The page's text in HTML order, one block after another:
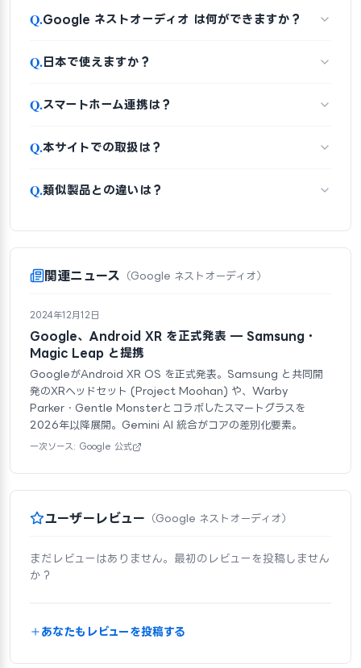
Q.Google ネストオーディオ は何ができますか？
Q.日本で使えますか？
Q.スマートホーム連携は？
Q.本サイトでの取扱は？
Q.類似製品との違いは？
関連ニュース （Google ネストオーディオ）
2024年12月12日
Google、Android XR を正式発表 — Samsung・
Magic Leap と提携
GoogleがAndroid XR OS を正式発表。Samsung と共同開
発のXRヘッドセット (Project Moohan) や、Warby
Parker・Gentle Monsterとコラボしたスマートグラスを
2026年以降展開。Gemini AI 統合がコアの差別化要素。
一次ソース: Google 公式
ユーザーレビュー （Google ネストオーディオ）
まだレビューはありません。最初のレビューを投稿しません
か？
あなたもレビューを投稿する